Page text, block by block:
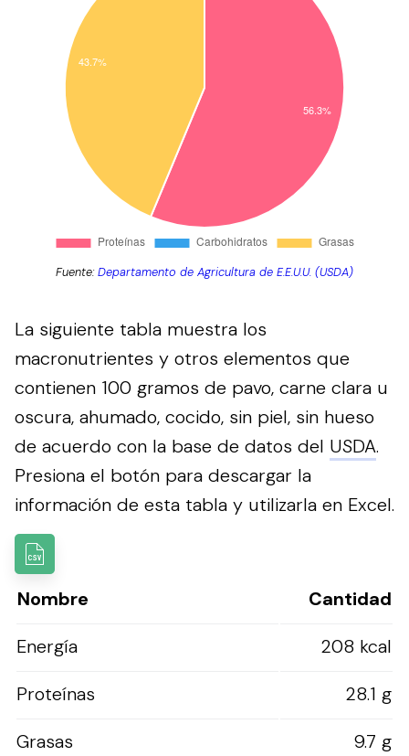
Fuente:Departamento de Agricultura de E.E.U.U. (USDA)
La siguiente tabla muestra los
macronutrientes y otros elementos que
contienen 100 gramos de pavo, carne clara u
oscura, ahumado, cocido, sin piel, sin hueso
de acuerdo con la base de datos del USDA.
Presiona el botón para descargar la
información de esta tabla y utilizarla en Excel.
Nombre
Cantidad
Energía
208 kcal
Proteínas
28.1 g
Grasas
9.7 g